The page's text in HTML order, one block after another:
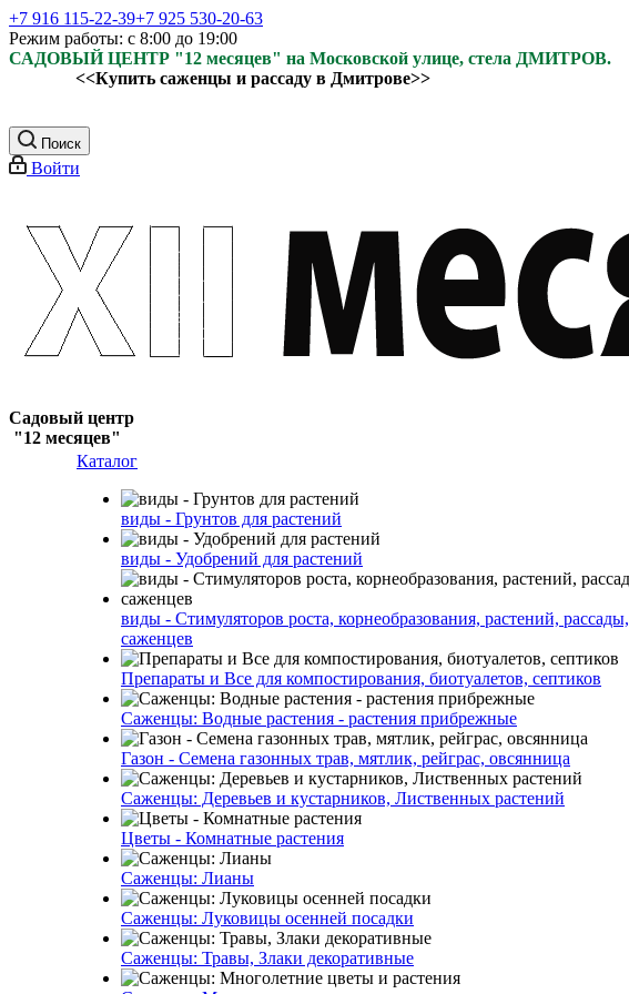
+7 916 115-22-39+7 925 530-20-63
Режим работы: с 8:00 до 19:00
САДОВЫЙ ЦЕНТР "12 месяцев" на Московской улице, стела ДМИТРОВ.
<<Купить саженцы и рассаду в Дмитрове>>
Поиск
Войти
Садовый центр
"12 месяцев"
Каталог
виды - Грунтов для растений
виды - Удобрений для растений
виды - Стимуляторов роста, корнеобразования, растений, рассады,
саженцев
Препараты и Все для компостирования, биотуалетов, септиков
Саженцы: Водные растения - растения прибрежные
Газон - Семена газонных трав, мятлик, рейграс, овсянница
Саженцы: Деревьев и кустарников, Лиственных растений
Цветы - Комнатные растения
Саженцы: Лианы
Саженцы: Луковицы осенней посадки
Саженцы: Травы, Злаки декоративные